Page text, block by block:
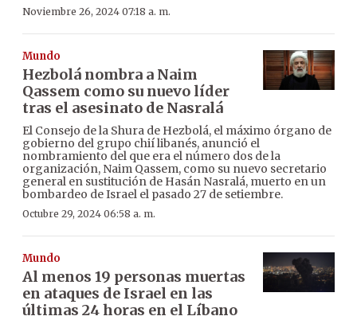
Noviembre 26, 2024 07:18 a. m.
Mundo
Hezbolá nombra a Naim
Qassem como su nuevo líder
tras el asesinato de Nasralá
El Consejo de la Shura de Hezbolá, el máximo órgano de
gobierno del grupo chií libanés, anunció el
nombramiento del que era el número dos de la
organización, Naim Qassem, como su nuevo secretario
general en sustitución de Hasán Nasralá, muerto en un
bombardeo de Israel el pasado 27 de setiembre.
Octubre 29, 2024 06:58 a. m.
Mundo
Al menos 19 personas muertas
en ataques de Israel en las
últimas 24 horas en el Líbano